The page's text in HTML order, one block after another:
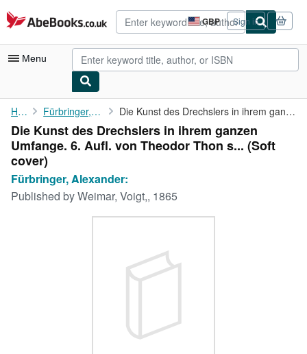
Skip to main content
AbeBooks.co.uk GBP
Site
shopping
preferences
Sign in
Menu
My Account
My Purchases
Advanced Search
Browse Collections
Home Fürbringer, Alexander: Die Kunst des Drechslers in ihrem ganzen Umfange. 6. Aufl. von ...
Die Kunst des Drechslers in ihrem ganzen
Umfange. 6. Aufl. von Theodor Thon s... (Soft
cover)
Fürbringer, Alexander:
Published byWeimar, Voigt,, 1865